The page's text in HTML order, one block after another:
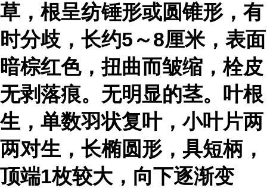
草，根呈纺锤形或圆锥形，有
时分歧，长约5～8厘米，表面
暗棕红色，扭曲而皱缩，栓皮
无剥落痕。无明显的茎。叶根
生，单数羽状复叶，小叶片两
两对生，长椭圆形，具短柄，
顶端1枚较大，向下逐渐变